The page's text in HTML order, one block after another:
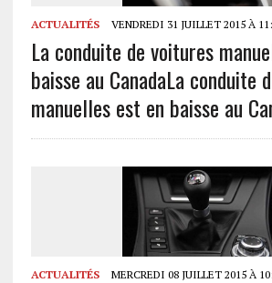
ACTUALITÉS VENDREDI 31 JUILLET 2015 À
La conduite de voitures
baisse au CanadaLa conduite
manuelles est en baisse au
ACTUALITÉS MERCREDI 08 JUILLET 2015 À